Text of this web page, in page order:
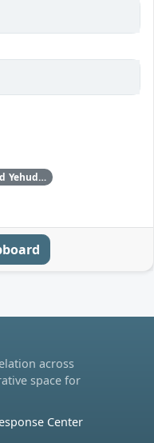
ISC would like to thank Lior Shafir and Yehuda Afek of Tel Aviv University and Anat Bremler-Barr of Interdisciplinary Center (IDC) Herzliya for discovering and reporting this issue.
across
space for
Center